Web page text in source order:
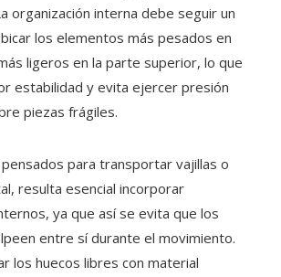
organización interna debe seguir un
los elementos más pesados en
ligeros en la parte superior, lo que
estabilidad y evita ejercer presión
piezas frágiles.
para transportar vajillas o
resulta esencial incorporar
ya que así se evita que los
entre sí durante el movimiento.
los huecos libres con material